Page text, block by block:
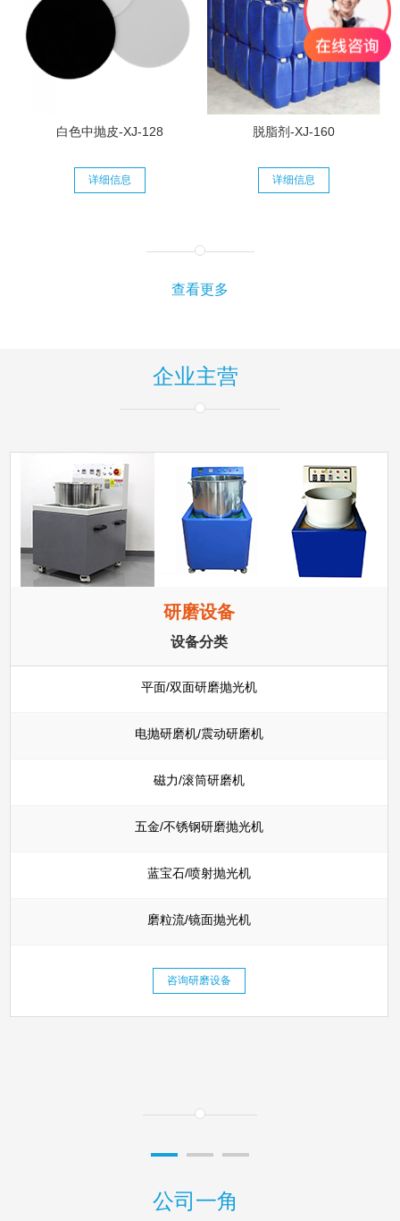
白色中抛皮-XJ-128
详细信息
脱脂剂-XJ-160
详细信息
查看更多
企业主营
研磨设备
设备分类
平面/双面研磨抛光机
电抛研磨机/震动研磨机
磁力/滚筒研磨机
五金/不锈钢研磨抛光机
蓝宝石/喷射抛光机
磨粒流/镜面抛光机
咨询研磨设备
公司一角